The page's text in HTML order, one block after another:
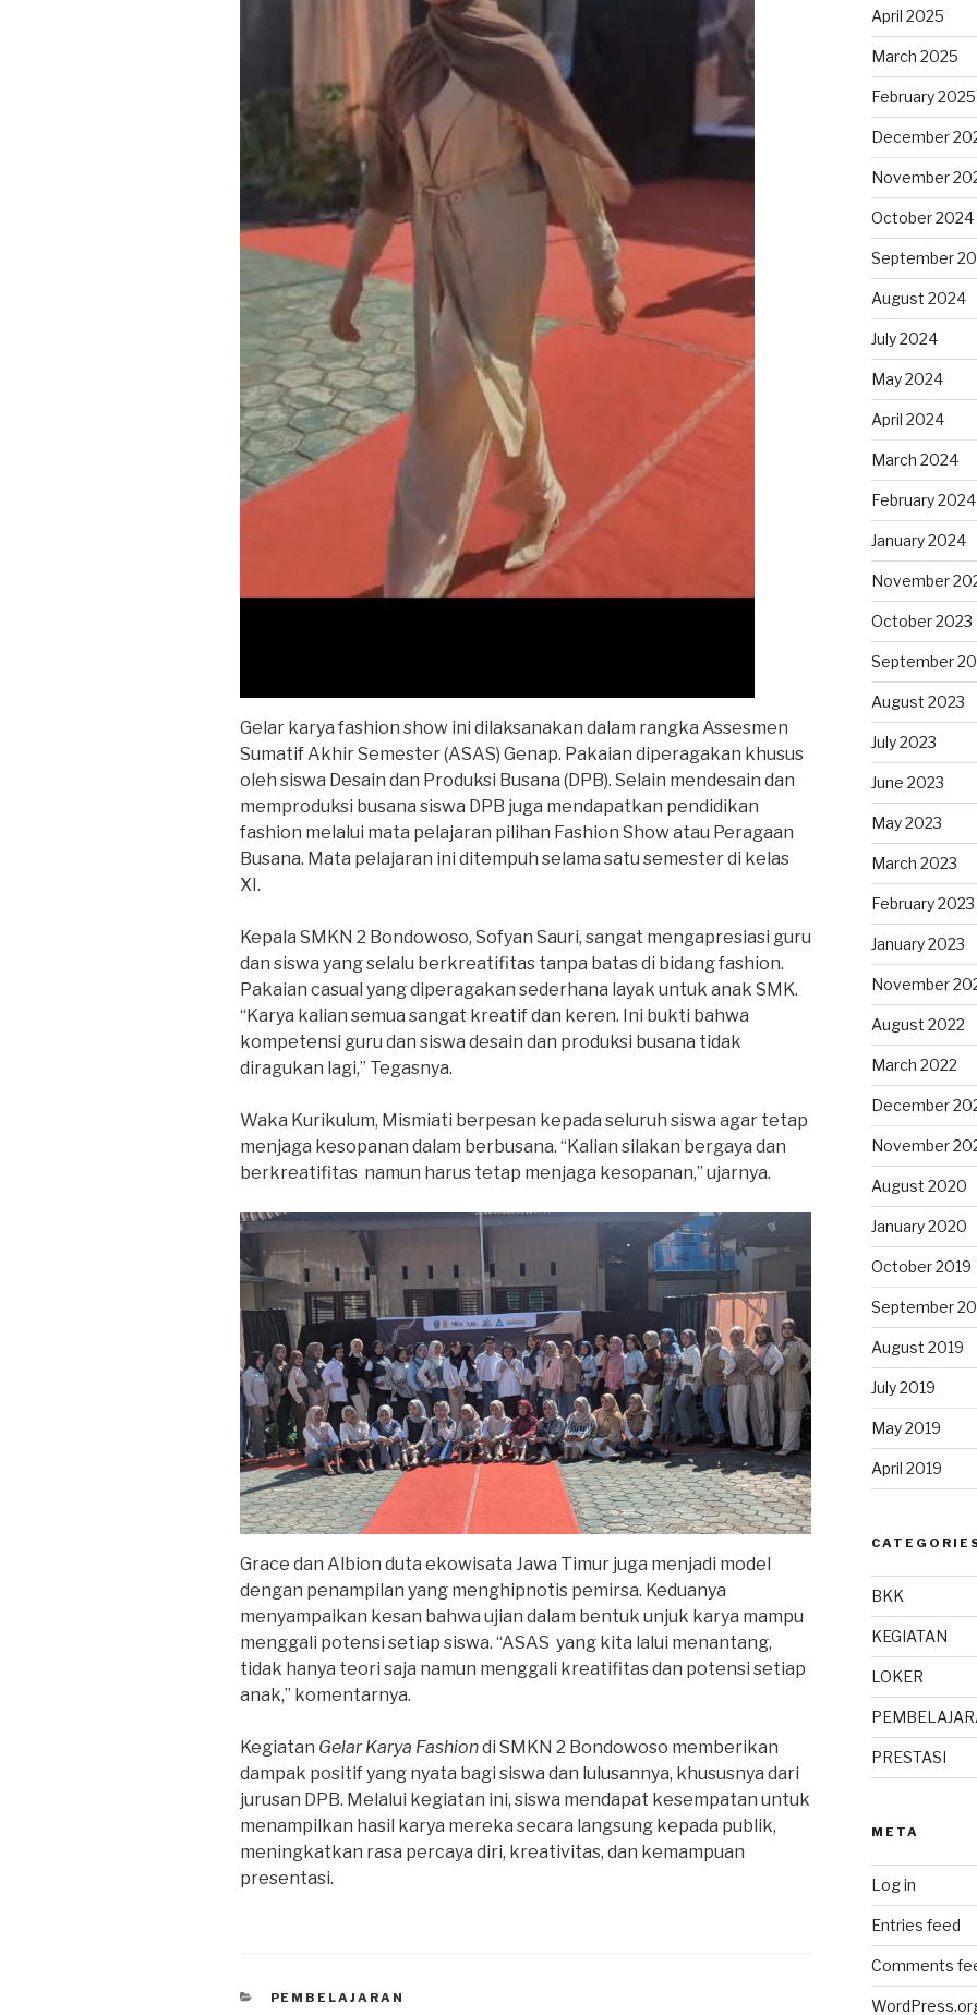
Gelar karya fashion show ini dilaksanakan dalam rangka Assesmen
Sumatif Akhir Semester (ASAS) Genap. Pakaian diperagakan khusus
oleh siswa Desain dan Produksi Busana (DPB). Selain mendesain dan
memproduksi busana siswa DPB juga mendapatkan pendidikan
fashion melalui mata pelajaran pilihan Fashion Show atau Peragaan
Busana. Mata pelajaran ini ditempuh selama satu semester di kelas
XI.
Kepala SMKN 2 Bondowoso, Sofyan Sauri, sangat mengapresiasi guru
dan siswa yang selalu berkreatifitas tanpa batas di bidang fashion.
Pakaian casual yang diperagakan sederhana layak untuk anak SMK.
“Karya kalian semua sangat kreatif dan keren. Ini bukti bahwa
kompetensi guru dan siswa desain dan produksi busana tidak
diragukan lagi,” Tegasnya.
Waka Kurikulum, Mismiati berpesan kepada seluruh siswa agar tetap
menjaga kesopanan dalam berbusana. “Kalian silakan bergaya dan
berkreatifitas namun harus tetap menjaga kesopanan,” ujarnya.
Grace dan Albion duta ekowisata Jawa Timur juga menjadi model
dengan penampilan yang menghipnotis pemirsa. Keduanya
menyampaikan kesan bahwa ujian dalam bentuk unjuk karya mampu
menggali potensi setiap siswa. “ASAS yang kita lalui menantang,
tidak hanya teori saja namun menggali kreatifitas dan potensi setiap
anak,” komentarnya.
Kegiatan Gelar Karya Fashiondi SMKN 2 Bondowoso memberikan
dampak positif yang nyata bagi siswa dan lulusannya, khususnya dari
jurusan DPB. Melalui kegiatan ini, siswa mendapat kesempatan untuk
menampilkan hasil karya mereka secara langsung kepada publik,
meningkatkan rasa percaya diri, kreativitas, dan kemampuan
presentasi.
PEMBELAJARAN
April 2025
March 2025
February 2025
December
November
October 2024
September
August 2024
July 2024
May 2024
April 2024
March 2024
February 2024
January 2024
November
October 2023
September
August 2023
July 2023
June 2023
May 2023
March 2023
February 2023
January 2023
November
August 2022
March 2022
December
November
August 2020
January 2020
October 2019
September
August 2019
July 2019
May 2019
April 2019
BKK
KEGIATAN
LOKER
PRESTASI
META
Log in
Entries feed
Comments